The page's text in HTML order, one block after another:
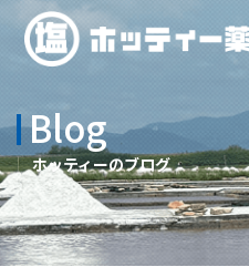
Blog
ホッティーのブログ